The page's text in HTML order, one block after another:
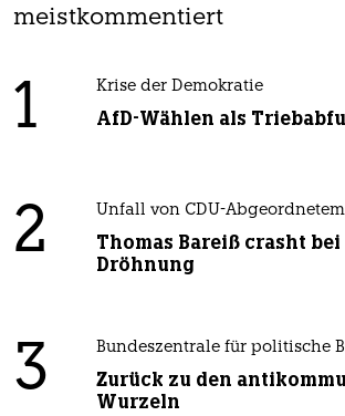
meistkommentiert
1 Krise der Demokratie
AfD-Wählen als
2 Unfall von CDU-Abgeordnetem
Thomas Bareiß crasht
Dröhnung
3 Bundeszentrale für politische
Zurück zu den
Wurzeln